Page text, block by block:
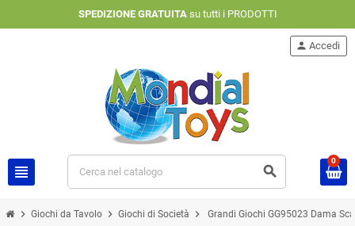
SPEDIZIONE GRATUITAsu tutti i PRODOTTI
view_headline search
person Accedi
0
chevron_right Giochi da Tavolo chevron_right Giochi di Società chevron_right Grandi Giochi GG95023 Dama